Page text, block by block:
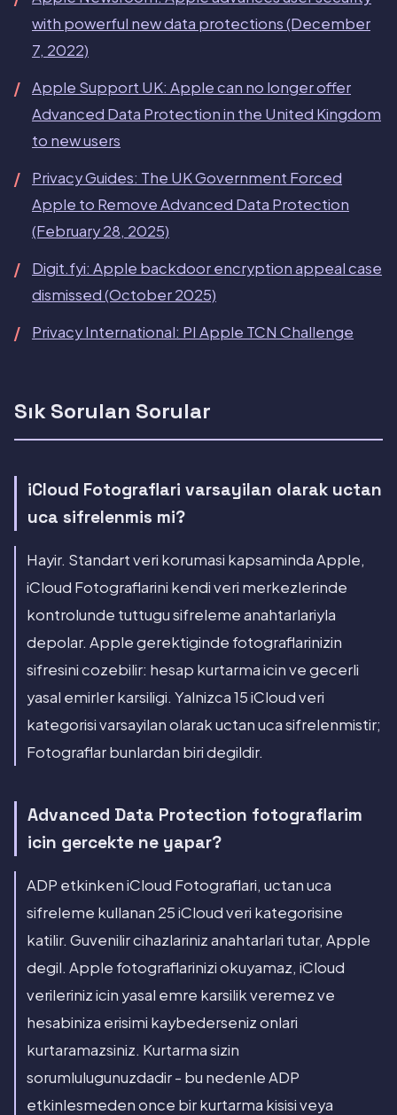
with powerful new data protections (December
7, 2022)
Apple Support UK: Apple can no longer offer
Advanced Data Protection in the United Kingdom
to new users
Privacy Guides: The UK Government Forced
Apple to Remove Advanced Data Protection
(February 28, 2025)
Digit.fyi: Apple backdoor encryption appeal case
dismissed (October 2025)
Privacy International: PI Apple TCN Challenge
Sık Sorulan Sorular
iCloud Fotograflari varsayilan olarak uctan
uca sifrelenmis mi?
Hayir. Standart veri korumasi kapsaminda Apple,
iCloud Fotograflarini kendi veri merkezlerinde
kontrolunde tuttugu sifreleme anahtarlariyla
depolar. Apple gerektiginde fotograflarinizin
sifresini cozebilir: hesap kurtarma icin ve gecerli
yasal emirler karsiligi. Yalnizca 15 iCloud veri
kategorisi varsayilan olarak uctan uca sifrelenmistir;
Fotograflar bunlardan biri degildir.
Advanced Data Protection fotograflarim
icin gercekte ne yapar?
ADP etkinken iCloud Fotograflari, uctan uca
sifreleme kullanan 25 iCloud veri kategorisine
katilir. Guvenilir cihazlariniz anahtarlari tutar, Apple
degil. Apple fotograflarinizi okuyamaz, iCloud
verileriniz icin yasal emre karsilik veremez ve
hesabiniza erisimi kaybederseniz onlari
kurtaramazsiniz. Kurtarma sizin
sorumlulugunuzdadir - bu nedenle ADP
etkinlesmeden once bir kurtarma kisisi veya